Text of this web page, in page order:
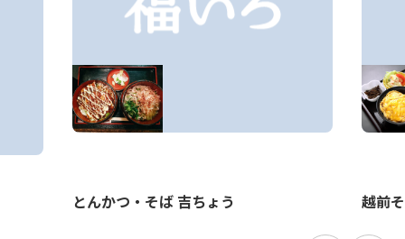
とんかつ・そば 吉ちょう 越前